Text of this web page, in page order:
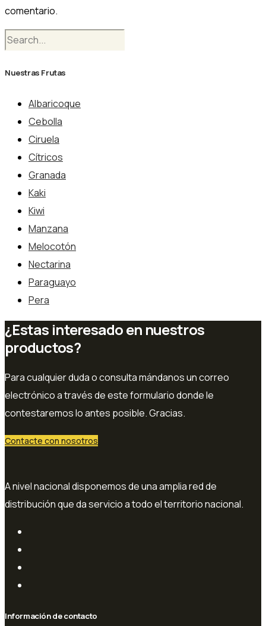
comentario.
Nuestras Frutas
Albaricoque
Cebolla
Ciruela
Cítricos
Granada
Kaki
Kiwi
Manzana
Melocotón
Nectarina
Paraguayo
Pera
¿Estas interesado en nuestros
productos?
Para cualquier duda o consulta mándanos un correo
electrónico a través de este formulario donde le
contestaremos lo antes posible. Gracias.
Contacte con nosotros
A nivel nacional disponemos de una amplia red de
distribución que da servicio a todo el territorio nacional.
Información de contacto